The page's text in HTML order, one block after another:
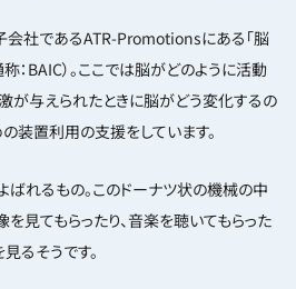
会社であるATR-Promotionsにある「脳
：BAIC）。ここでは脳がどのように活動
が与えられたときに脳がどう変化するの
装置利用の支援をしています。
ばれるもの。このドーナツ状の機械の中
見てもらったり、音楽を聴いてもらった
るそうです。